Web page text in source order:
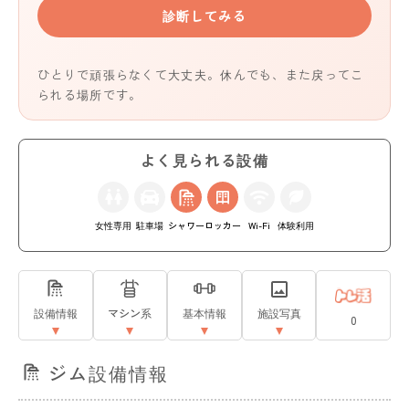
診断してみる
ひとりで頑張らなくて大丈夫。休んでも、また戻ってこ
られる場所です。
よく見られる設備
女性専用 駐車場 シャワー ロッカー Wi-Fi 体験利用
設備情報 マシン系 基本情報 施設写真 0
ジム設備情報